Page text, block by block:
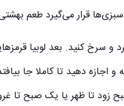
قرار می‌گیرد طعم
و سرخ کنید. بعد لوبیا
و اجازه ‌دهید تا کاملا جا
زود تا ظهر یا یک صبح تا